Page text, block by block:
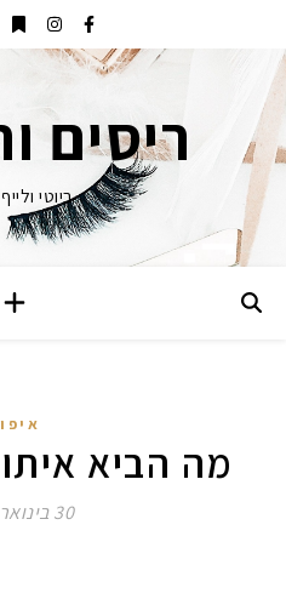
ריסים
ביוטי
מה הביא
30 בינואר 2011